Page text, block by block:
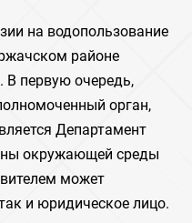
на водопользование
районе
В первую очередь,
орган,
Департамент
окружающей среды
может
и юридическое лицо.